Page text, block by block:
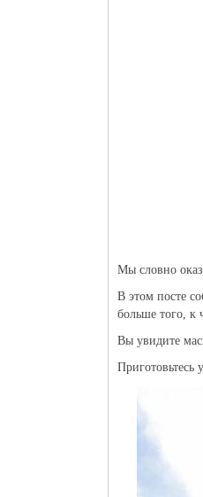
Мы словно
В этом посте
больше того,
Вы увидите
Приготовьтесь